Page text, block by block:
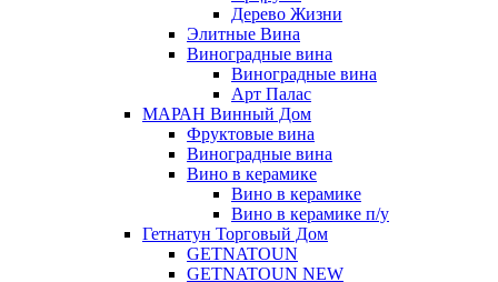
Дерево Жизни
Элитные Вина
Виноградные вина
Виноградные вина
Арт Палас
МАРАН Винный Дом
Фруктовые вина
Виноградные вина
Вино в керамике
Вино в керамике
Вино в керамике п/у
Гетнатун Торговый Дом
GETNATOUN
GETNATOUN NEW